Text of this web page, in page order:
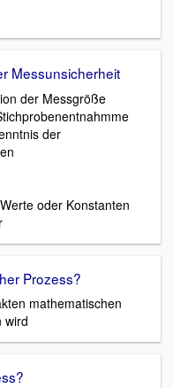
Messunsicherheit
der Messgröße
der
oder Konstanten
Prozess?
mathematischen
wird